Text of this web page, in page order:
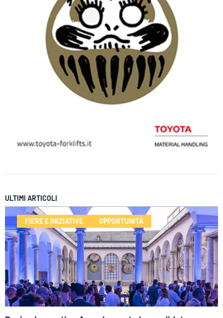
ULTIMI ARTICOLI
FIERE E INIZIATIVE OPPORTUNITÀ